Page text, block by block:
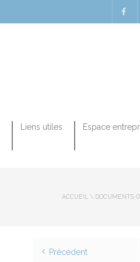
Liens utiles Espace
ACCUEIL \ DOCUMENTS
Précédent